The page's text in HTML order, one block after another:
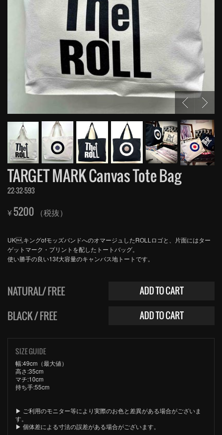
TARGET MARK Canvas Tote Bag
22-32-593
¥5200 （税抜）
UK,キングofモッズバンドへのオマージュしたROLLロゴと、片面にはター
ゲットマーク・プリントを配したトートバッグ。
使い勝手の良い13ℓ大容量のキャンバス地トートです。
NATURAL/ FREE ADD TO CART
BLACK / FREE ADD TO CART
SIZE GUIDE
幅:49cm（最大値）
高さ:35cm
マチ:10cm
持ち手:55cm
▶︎ ご利用のモニター等により実際のお色と差異がある場合がございま
す。
▶︎ 個体差による寸法の誤差がある場合がございます。